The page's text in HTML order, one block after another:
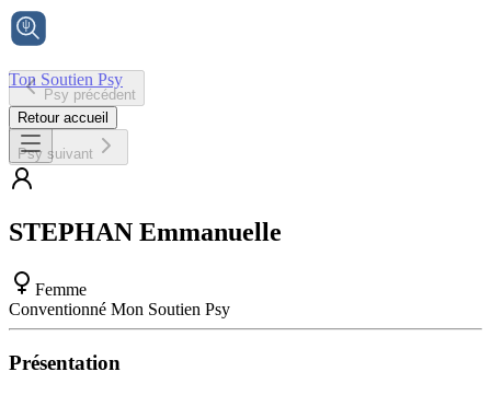
Ton Soutien Psy
Accueil
Psy précédent
Retour accueil
Psy suivant
STEPHAN Emmanuelle
Femme
Conventionné Mon Soutien Psy
Présentation